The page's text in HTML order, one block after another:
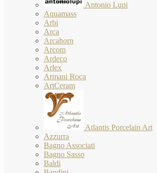
Antonio Lupi
Aquamass
Arbi
Arca
Arcahorn
Arcom
Ardeco
Arlex
Armani Roca
ArtCeram
Atlantis Porcelain Art
Azzurra
Bagno Associati
Bagno Sasso
Baldi